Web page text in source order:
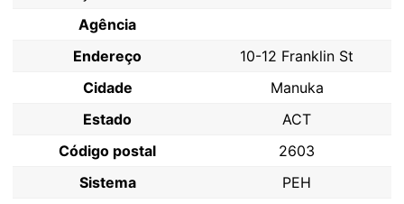
Agência
Endereço
10-12 Franklin St
Cidade
Manuka
Estado
ACT
Código postal
2603
Sistema
PEH